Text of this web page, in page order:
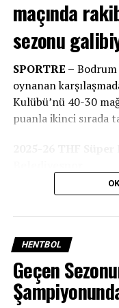
İLGILI KONULAR:
Hafta Sonu Denizin
BIR ÖNCEKI
Yeşilyurt’a Son Sette
maçında
sezonu
SPORTRE – Bodrum
oynanan
Kulübü’nü 40-30
puanla ikinci sırada
Oynanan son hafta
Süper Lig şampiyonu
HENTBOL
Geçen